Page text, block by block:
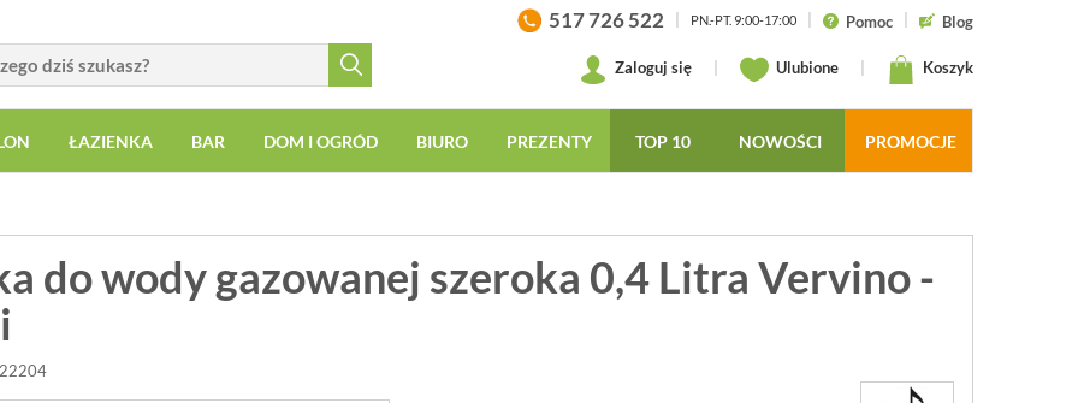
517 726 522 PN.-PT. 9:00-17:00 Pomoc Blog
Zaloguj się Ulubione Koszyk
ŁAZIENKA BAR DOM I OGRÓD BIURO PREZENTY TOP 10 NOWOŚCI PROMOCJE
do wody gazowanej szeroka 0,4 Litra Vervino -